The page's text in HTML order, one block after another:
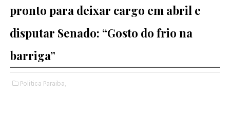
pronto para deixar cargo em abril e
disputar Senado: “Gosto do frio na
barriga”
Politica Paraiba,